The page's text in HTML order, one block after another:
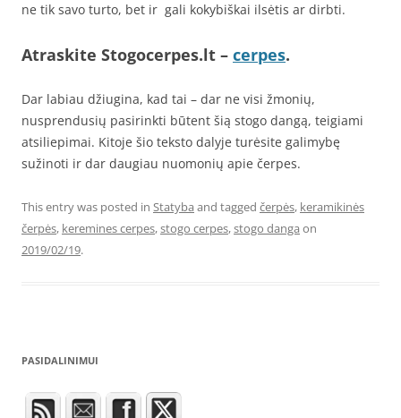
ne tik savo turto, bet ir gali kokybiškai ilsėtis ar dirbti.
Atraskite Stogocerpes.lt – cerpes.
Dar labiau džiugina, kad tai – dar ne visi žmonių,
nusprendusių pasirinkti būtent šią stogo dangą, teigiami
atsiliepimai. Kitoje šio teksto dalyje turėsite galimybę
sužinoti ir dar daugiau nuomonių apie čerpes.
This entry was posted in Statyba and tagged čerpės, keramikinės
čerpės, keremines cerpes,stogo cerpes,stogo danga on
2019/02/19.
PASIDALINIMUI